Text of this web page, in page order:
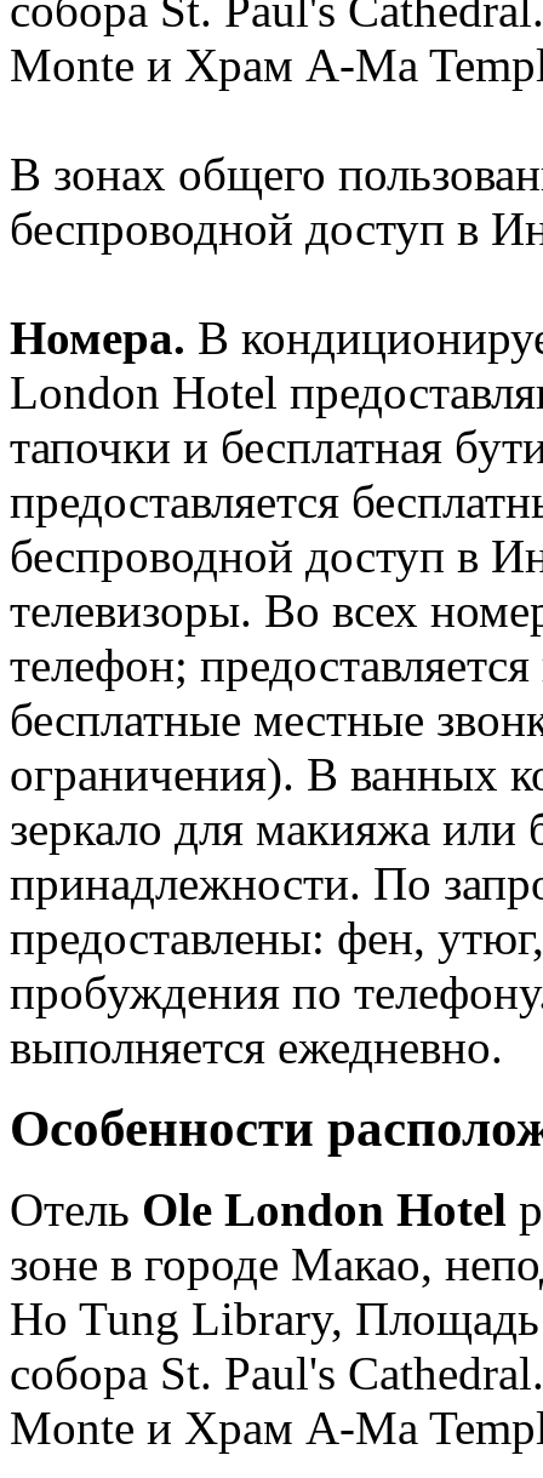
Monte и Храм A-Ma
В зонах общего
беспроводной доступ в
Номера. В
London Hotel
тапочки и бесплатная
предоставляется
беспроводной доступ в
телевизоры. Во всех
телефон;
бесплатные местные
ограничения). В ванных
зеркало для макияжа или
принадлежности. По
предоставлены: фен,
пробуждения по
выполняется ежедневно.
Особенности
Отель Ole London Hotel
зоне в городе Макао,
Ho Tung Library, Площадь
собора St. Paul's
Monte и Храм A-Ma